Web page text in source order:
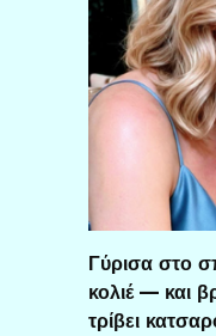
Γύρισα στο
κολιέ — και
τρίβει